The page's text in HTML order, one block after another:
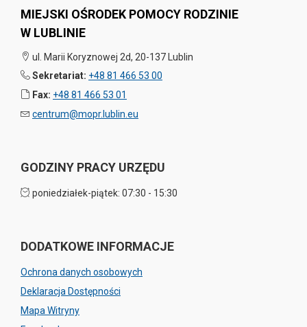
MIEJSKI OŚRODEK POMOCY RODZINIE
W LUBLINIE
ul. Marii Koryznowej 2d, 20-137 Lublin
Sekretariat: +48 81 466 53 00
Fax: +48 81 466 53 01
centrum@mopr.lublin.eu
GODZINY PRACY URZĘDU
poniedziałek-piątek: 07:30 - 15:30
DODATKOWE INFORMACJE
Ochrona danych osobowych
Deklaracja Dostępności
Mapa Witryny